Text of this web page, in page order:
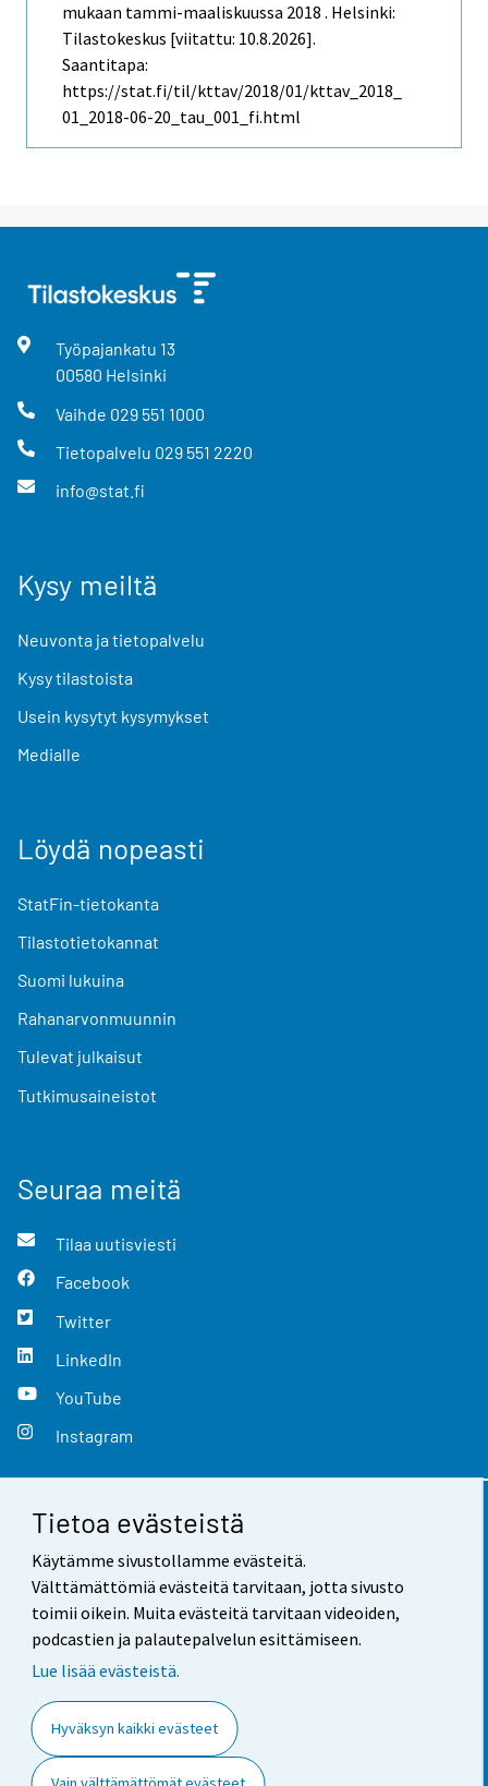
Tietoa evästeistä
Käytämme sivustollamme evästeitä.
Välttämättömiä evästeitä tarvitaan, jotta sivusto
toimii oikein. Muita evästeitä tarvitaan videoiden,
podcastien ja palautepalvelun esittämiseen.
Lue lisää evästeistä.
Hyväksyn kaikki evästeet
mukaan tammi-maaliskuussa 2018 . Helsinki:
Tilastokeskus [viitattu: 10.8.2026].
Saantitapa:
https://stat.fi/til/kttav/2018/01/kttav_2018_
01_2018-06-20_tau_001_fi.html
Työpajankatu 13
00580 Helsinki
Vaihde 029 551 1000
Tietopalvelu 029 551 2220
info@stat.fi
Kysy meiltä
Neuvonta ja tietopalvelu
Kysy tilastoista
Usein kysytyt kysymykset
Medialle
Löydä nopeasti
StatFin-tietokanta
Tilastotietokannat
Suomi lukuina
Rahanarvonmuunnin
Tulevat julkaisut
Tutkimusaineistot
Seuraa meitä
Tilaa uutisviesti
Facebook
Twitter
LinkedIn
YouTube
Instagram
Yhteystiedot
Palaute
Käyttöehdot
Saavutettavuus
Tietoa sivustosta